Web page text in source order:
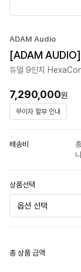
ADAM Audio
[ADAM
듀얼 9인치
7,290,000원
무이자 할부 안내
배송비
상품선택
총 상품 금액